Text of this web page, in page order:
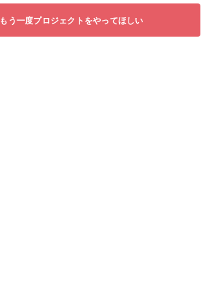
もう一度プロジェクトをやってほしい